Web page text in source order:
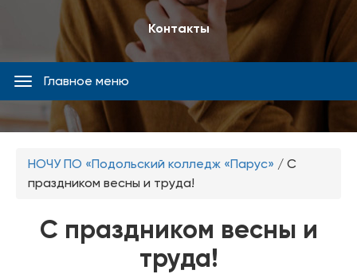
Контакты
Главное
меню
Главное меню
Вы
здесь
НОЧУ ПО «Подольский колледж «Парус» / С
праздником весны и труда!
С праздником весны и
труда!